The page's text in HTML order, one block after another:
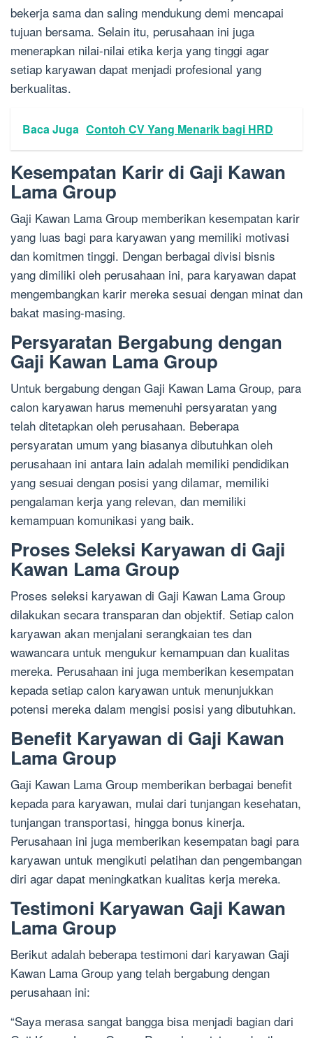
bekerja sama dan saling mendukung demi mencapai
tujuan bersama. Selain itu, perusahaan ini juga
menerapkan nilai-nilai etika kerja yang tinggi agar
setiap karyawan dapat menjadi profesional yang
berkualitas.
Baca Juga Contoh CV Yang Menarik bagi HRD
Kesempatan Karir di Gaji Kawan
Lama Group
Gaji Kawan Lama Group memberikan kesempatan karir
yang luas bagi para karyawan yang memiliki motivasi
dan komitmen tinggi. Dengan berbagai divisi bisnis
yang dimiliki oleh perusahaan ini, para karyawan dapat
mengembangkan karir mereka sesuai dengan minat dan
bakat masing-masing.
Persyaratan Bergabung dengan
Gaji Kawan Lama Group
Untuk bergabung dengan Gaji Kawan Lama Group, para
calon karyawan harus memenuhi persyaratan yang
telah ditetapkan oleh perusahaan. Beberapa
persyaratan umum yang biasanya dibutuhkan oleh
perusahaan ini antara lain adalah memiliki pendidikan
yang sesuai dengan posisi yang dilamar, memiliki
pengalaman kerja yang relevan, dan memiliki
kemampuan komunikasi yang baik.
Proses Seleksi Karyawan di Gaji
Kawan Lama Group
Proses seleksi karyawan di Gaji Kawan Lama Group
dilakukan secara transparan dan objektif. Setiap calon
karyawan akan menjalani serangkaian tes dan
wawancara untuk mengukur kemampuan dan kualitas
mereka. Perusahaan ini juga memberikan kesempatan
kepada setiap calon karyawan untuk menunjukkan
potensi mereka dalam mengisi posisi yang dibutuhkan.
Benefit Karyawan di Gaji Kawan
Lama Group
Gaji Kawan Lama Group memberikan berbagai benefit
kepada para karyawan, mulai dari tunjangan kesehatan,
tunjangan transportasi, hingga bonus kinerja.
Perusahaan ini juga memberikan kesempatan bagi para
karyawan untuk mengikuti pelatihan dan pengembangan
diri agar dapat meningkatkan kualitas kerja mereka.
Testimoni Karyawan Gaji Kawan
Lama Group
Berikut adalah beberapa testimoni dari karyawan Gaji
Kawan Lama Group yang telah bergabung dengan
perusahaan ini:
“Saya merasa sangat bangga bisa menjadi bagian dari